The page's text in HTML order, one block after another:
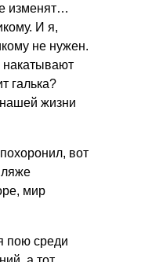
изменят…
И я,
не нужен.
галька?
жизни
вот
мир
пою среди